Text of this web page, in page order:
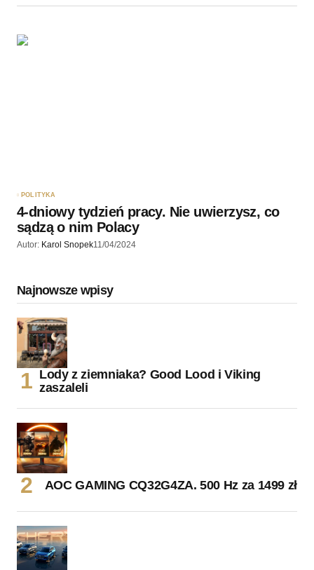
POLITYKA
4-dniowy tydzień pracy. Nie uwierzysz, co
sądzą o nim Polacy
Autor: Karol Snopek11/04/2024
Najnowsze wpisy
Lody z ziemniaka? Good Lood i Viking
zaszaleli
AOC GAMING CQ32G4ZA. 500 Hz za 1499 zł